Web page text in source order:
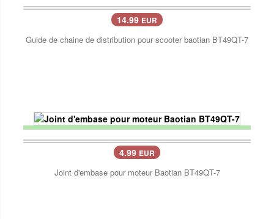
14.99 EUR
Guide de chaine de distribution pour scooter baotian BT49QT-7
4.99 EUR
Joint d'embase pour moteur Baotian BT49QT-7